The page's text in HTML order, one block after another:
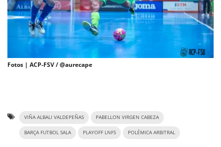
Fotos | ACP-FSV / @aurecape
VIÑA ALBALI VALDEPEÑAS PABELLON VIRGEN CABEZA
BARÇA FUTBOL SALA PLAYOFF LNFS POLÉMICA ARBITRAL